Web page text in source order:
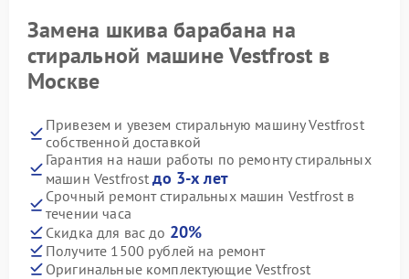
Замена шкива барабана на
стиральной машине Vestfrost в
Москве
Привезем и увезем стиральную машину Vestfrost
собственной доставкой
Гарантия на наши работы по ремонту стиральных
машин Vestfrostдо 3-х лет
Срочный ремонт стиральных машин Vestfrost в
течении часа
Скидка для вас до 20%
Получите 1500 рублей на ремонт
Оригинальные комплектующие Vestfrost